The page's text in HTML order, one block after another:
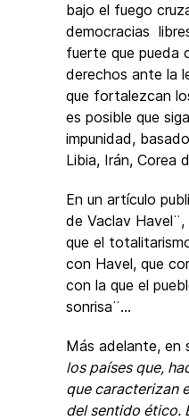
bajo el fuego
democracias
fuerte que pueda
derechos ante la
que fortalezcan
es posible que
impunidad,
Libia, Irán, Corea
En un artículo
de Vaclav
que el
con Havel, que
con la que el
sonrisa¨…
Más adelante, en
los países que,
que caracterizan
del sentido ético.